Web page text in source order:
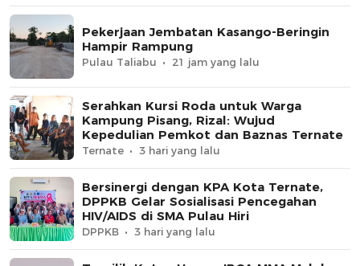
Pekerjaan Jembatan Kasango-Beringin
Hampir Rampung
Pulau Taliabu 21 jam yang lalu
Serahkan Kursi Roda untuk Warga
Kampung Pisang, Rizal: Wujud
Kepedulian Pemkot dan Baznas Ternate
Ternate 3 hari yang lalu
Bersinergi dengan KPA Kota Ternate,
DPPKB Gelar Sosialisasi Pencegahan
HIV/AIDS di SMA Pulau Hiri
DPPKB 3 hari yang lalu